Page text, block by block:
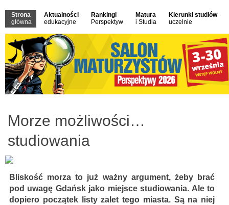
Strona
główna
Aktualności
edukacyjne
Rankingi
Perspektyw
Matura
i Studia
Kierunki studiów
uczelnie
Morze możliwości…
studiowania
Bliskość morza to już ważny argument, żeby brać
pod uwagę Gdańsk jako miejsce studiowania. Ale to
dopiero początek listy zalet tego miasta. Są na niej